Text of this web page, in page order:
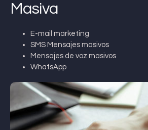
Masiva
E-mail marketing
SMS Mensajes masivos
Mensajes de voz masivos
WhatsApp